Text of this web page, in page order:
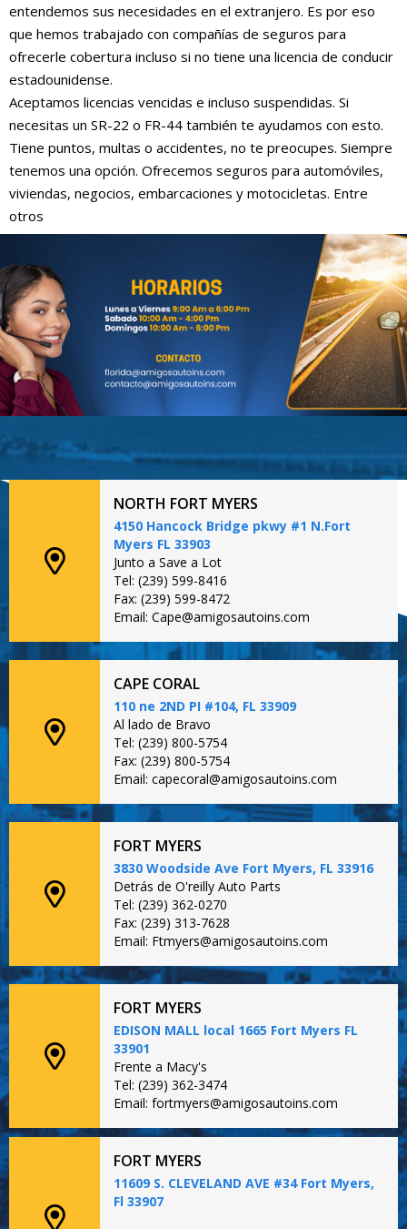
entendemos sus necesidades en el extranjero. Es por eso
que hemos trabajado con compañías de seguros para
ofrecerle cobertura incluso si no tiene una licencia de conducir
estadounidense.
Aceptamos licencias vencidas e incluso suspendidas. Si
necesitas un SR-22 o FR-44 también te ayudamos con esto.
Tiene puntos, multas o accidentes, no te preocupes. Siempre
tenemos una opción. Ofrecemos seguros para automóviles,
viviendas, negocios, embarcaciones y motocicletas. Entre
otros
NORTH FORT MYERS
4150 Hancock Bridge pkwy #1 N.Fort
Myers FL 33903
Junto a Save a Lot
Tel: (239) 599-8416
Fax: (239) 599-8472
Email: Cape@amigosautoins.com
CAPE CORAL
110 ne 2ND PI #104, FL 33909
Al lado de Bravo
Tel: (239) 800-5754
Fax: (239) 800-5754
Email: capecoral@amigosautoins.com
FORT MYERS
3830 Woodside Ave Fort Myers, FL 33916
Detrás de O'reilly Auto Parts
Tel: (239) 362-0270
Fax: (239) 313-7628
Email: Ftmyers@amigosautoins.com
FORT MYERS
EDISON MALL local 1665 Fort Myers FL
33901
Frente a Macy's
Tel: (239) 362-3474
Email: fortmyers@amigosautoins.com
FORT MYERS
11609 S. CLEVELAND AVE #34 Fort Myers,
Fl 33907